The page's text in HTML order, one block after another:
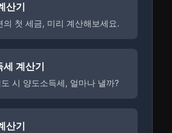
산기
의 첫 세금, 미리 계산해보세요.
세 계산기
시 양도소득세, 얼마나 낼까?
산기